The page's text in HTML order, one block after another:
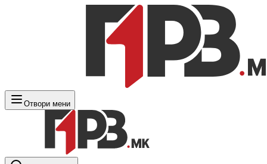
Отвори мени